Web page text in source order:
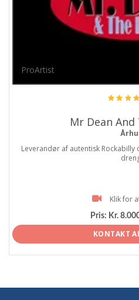
ProArtist
Mr Dean And
Leverandør af autentisk
Klik for
Pris: Kr.
KONTAKT